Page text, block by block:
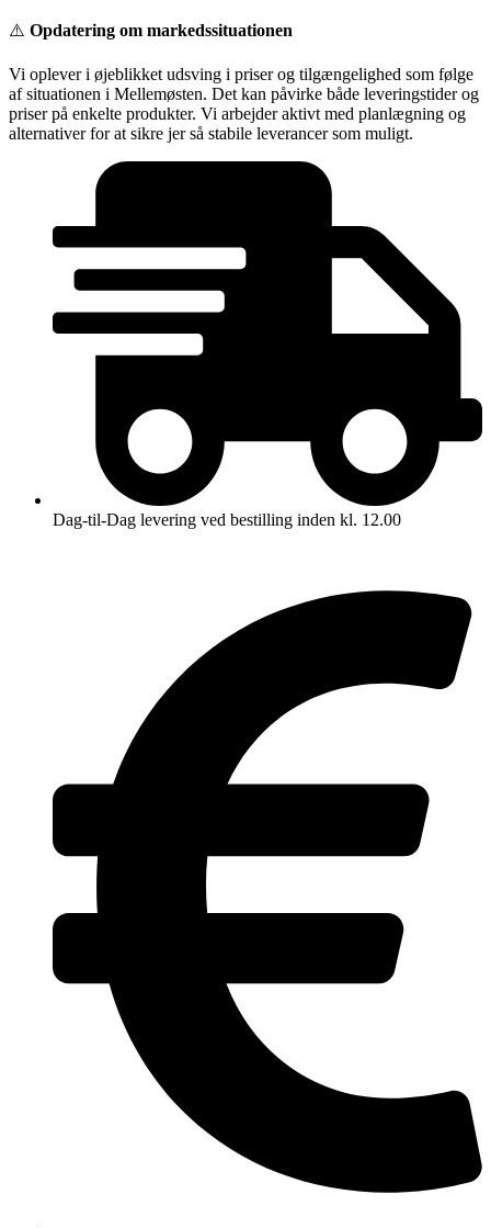
Videre
indhold
⚠️ Opdatering om markedssituationen
Vi oplever i øjeblikket udsving i priser og tilgængelighed som følge
af situationen i Mellemøsten. Det kan påvirke både leveringstider og
priser på enkelte produkter. Vi arbejder aktivt med planlægning og
alternativer for at sikre jer så stabile leverancer som muligt.
Dag-til-Dag levering ved bestilling inden kl. 12.00